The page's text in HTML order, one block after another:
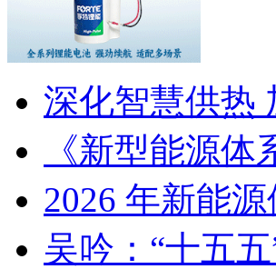
深化智慧供热
《新型能源
2026 年新能
吴吟：“十五